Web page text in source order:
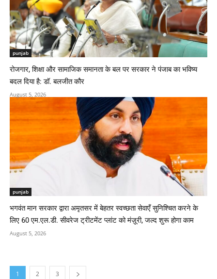
punjab
रोजगार, शिक्षा और सामाजिक समानता के बल पर सरकार ने पंजाब का भविष्य
बदल दिया है: डॉ. बलजीत कौर
August 5, 2026
punjab
भगवंत मान सरकार द्वारा अमृतसर में बेहतर स्वच्छता सेवाएँ सुनिश्चित करने के
लिए 60 एम.एल.डी. सीवरेज ट्रीटमेंट प्लांट को मंज़ूरी, जल्द शुरू होगा काम
August 5, 2026
1 2 3